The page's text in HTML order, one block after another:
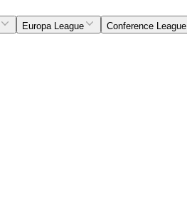
Europa League Conference League